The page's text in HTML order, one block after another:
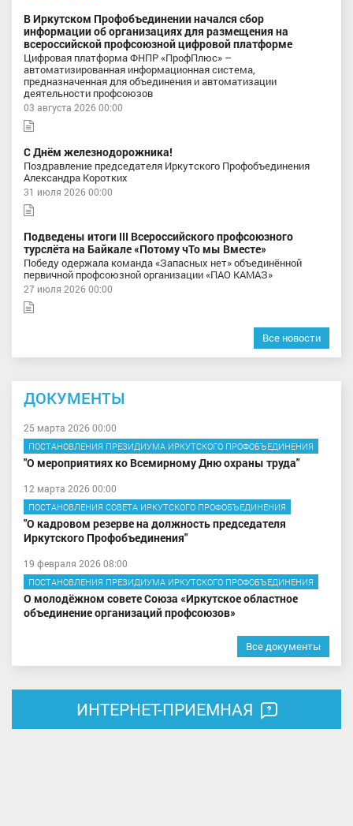
В Иркутском Профобъединении начался сбор
информации об организациях для размещения на
всероссийской профсоюзной цифровой платформе
Цифровая платформа ФНПР «ПрофПлюс» –
автоматизированная информационная система,
предназначенная для объединения и автоматизации
деятельности профсоюзов
03 августа 2026 00:00
С Днём железнодорожника!
Поздравление председателя Иркутского Профобъединения
Александра Коротких
31 июля 2026 00:00
Подведены итоги III Всероссийского профсоюзного
турслёта на Байкале «Потому чТо мы Вместе»
Победу одержала команда «Запасных нет» объединённой
первичной профсоюзной организации «ПАО КАМАЗ»
27 июля 2026 00:00
Все новости
ДОКУМЕНТЫ
25 марта 2026 00:00
ПОСТАНОВЛЕНИЯ ПРЕЗИДИУМА ИРКУТСКОГО ПРОФОБЪЕДИНЕНИЯ
"О мероприятиях ко Всемирному Дню охраны труда"
12 марта 2026 00:00
ПОСТАНОВЛЕНИЯ СОВЕТА ИРКУТСКОГО ПРОФОБЪЕДИНЕНИЯ
"О кадровом резерве на должность председателя
Иркутского Профобъединения"
19 февраля 2026 08:00
ПОСТАНОВЛЕНИЯ ПРЕЗИДИУМА ИРКУТСКОГО ПРОФОБЪЕДИНЕНИЯ
О молодёжном совете Союза «Иркутское областное
объединение организаций профсоюзов»
Все документы
ИНТЕРНЕТ-ПРИЕМНАЯ